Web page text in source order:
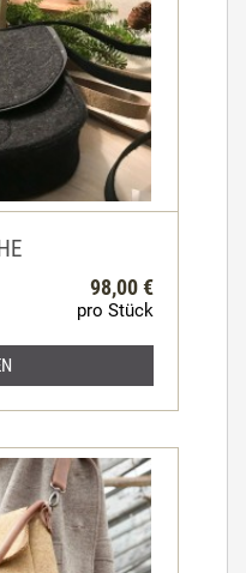
98,00 €
pro Stück